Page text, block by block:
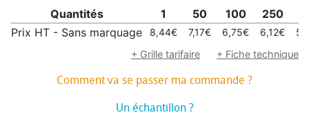
Quantités 1 50 100 250
Prix HT - Sans marquage
8,44€ 7,17€ 6,75€ 6,12€
+ Grille tarifaire
+ Fiche technique
Comment va se passer ma commande ?
Un échantillon ?